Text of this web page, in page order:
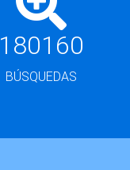
180160
BÚSQUEDAS